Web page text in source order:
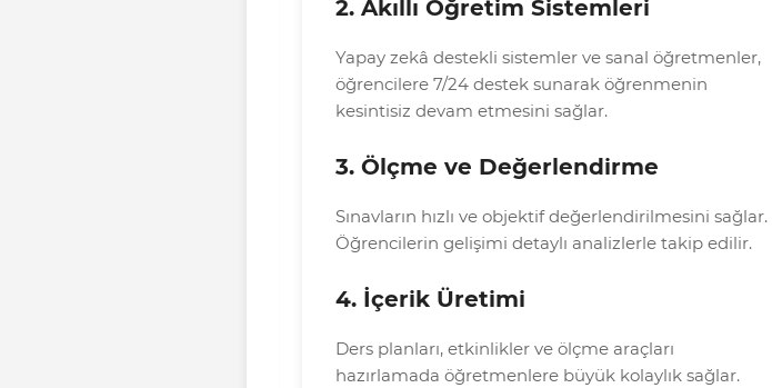
2. Akıllı Öğretim Sistemleri
Yapay zekâ destekli sistemler ve sanal öğretmenler,
öğrencilere 7/24 destek sunarak öğrenmenin
kesintisiz devam etmesini sağlar.
3. Ölçme ve Değerlendirme
Sınavların hızlı ve objektif değerlendirilmesini sağlar.
Öğrencilerin gelişimi detaylı analizlerle takip edilir.
4. İçerik Üretimi
Ders planları, etkinlikler ve ölçme araçları
hazırlamada öğretmenlere büyük kolaylık sağlar.